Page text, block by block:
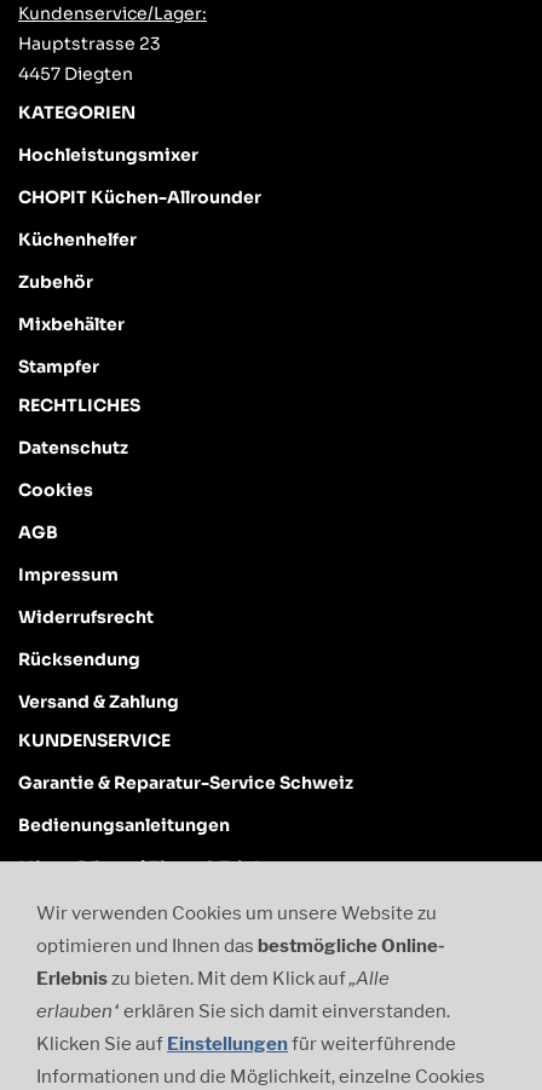
Kundenservice/Lager:
Hauptstrasse 23
4457 Diegten
KATEGORIEN
Hochleistungsmixer
CHOPIT Küchen-Allrounder
Küchenhelfer
Zubehör
Mixbehälter
Stampfer
RECHTLICHES
Datenschutz
Cookies
AGB
Impressum
Widerrufsrecht
Rücksendung
Versand & Zahlung
KUNDENSERVICE
Garantie & Reparatur-Service Schweiz
Bedienungsanleitungen
Mixer-Pflege / Tipps & Tricks
Newsletter & Inspiration
Kontakt
WhatsApp
079 123 17 74
info@biancodipuro.ch
Wir verwenden Cookies um unsere Website zu
optimieren und Ihnen das bestmögliche Online-
Erlebniszu bieten. Mit dem Klick auf„Alle
erlauben“ erklären Sie sich damit einverstanden.
Klicken Sie auf Einstellungenfür weiterführende
Informationen und die Möglichkeit, einzelne Cookies